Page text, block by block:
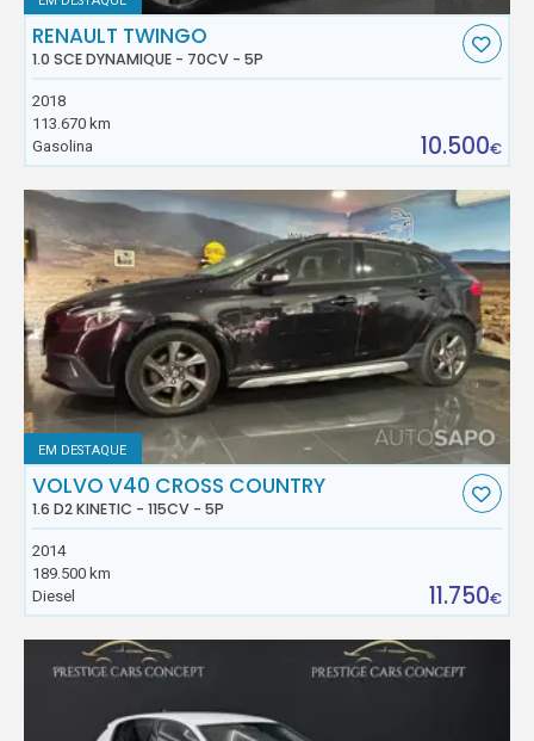
RENAULT TWINGO
1.0 SCE DYNAMIQUE - 70CV - 5P
2018
113.670 km
Gasolina
10.500€
EM DESTAQUE
VOLVO V40 CROSS COUNTRY
1.6 D2 KINETIC - 115CV - 5P
2014
189.500 km
Diesel
11.750€